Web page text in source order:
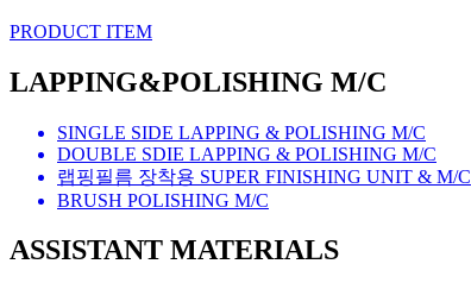
PRODUCT ITEM
LAPPING&POLISHING M/C
SINGLE SIDE LAPPING & POLISHING M/C
DOUBLE SDIE LAPPING & POLISHING M/C
랩핑필름 장착용 SUPER FINISHING UNIT & M/C
BRUSH POLISHING M/C
ASSISTANT MATERIALS